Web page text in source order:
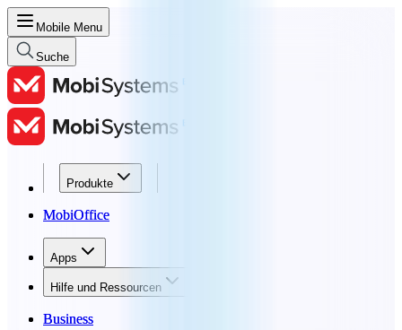
Mobile Menu
Suche
Produkte
MobiOffice
Apps
Hilfe und Ressourcen
Business
Produkte
MobiOffice
Apps
Hilfe und Ressourcen
Business